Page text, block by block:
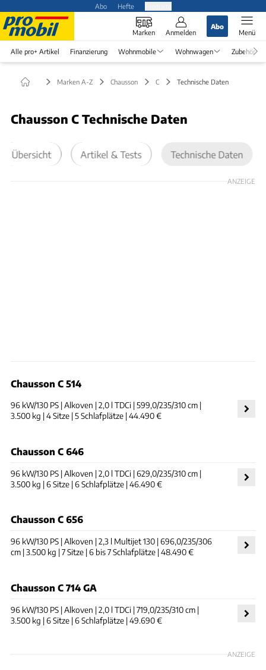
Abo Hefte
Marken Anmelden
Abo
Menü
Alle pro+ Artikel Finanzierung Wohnmobile Wohnwagen Zubehör
Marken A-Z Chausson C Technische Daten
Chausson C Technische Daten
Übersicht Artikel & Tests Technische Daten
ANZEIGE
Chausson C 514
96 kW/130 PS | Alkoven | 2,0 l TDCi | 599,0/235/310 cm |
3.500 kg | 4 Sitze | 5 Schlafplätze | 44.490 €
Chausson C 646
96 kW/130 PS | Alkoven | 2,0 l TDCi | 629,0/235/310 cm |
3.500 kg | 6 Sitze | 6 Schlafplätze | 46.490 €
Chausson C 656
96 kW/130 PS | Alkoven | 2,3 l Multijet 130 | 696,0/235/306
cm | 3.500 kg | 7 Sitze | 6 bis 7 Schlafplätze | 48.490 €
Chausson C 714 GA
96 kW/130 PS | Alkoven | 2,0 l TDCi | 719,0/235/310 cm |
3.500 kg | 6 Sitze | 6 Schlafplätze | 49.690 €
ANZEIGE